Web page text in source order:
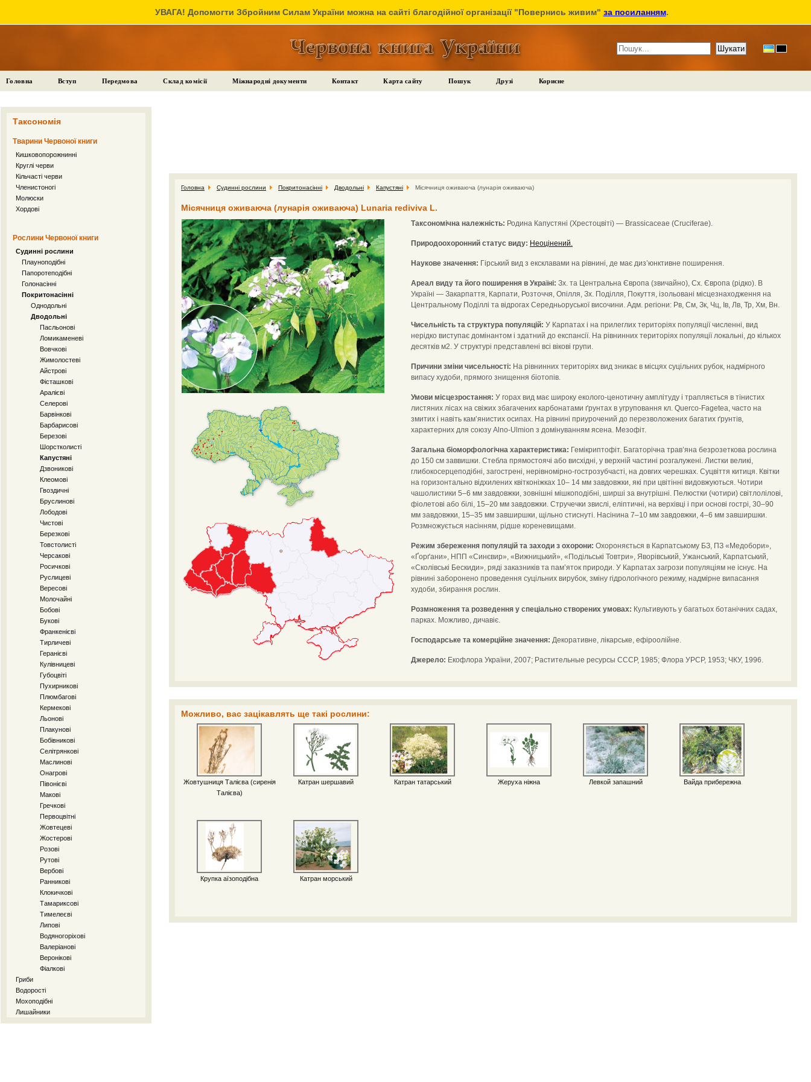
УВАГА! Допомогти Збройним Силам України можна на сайті благодійної організації "Повернись живим" за посиланням.
Головна Вступ Передмова Склад комісії Міжнародні документи Контакт Карта сайту Пошук Друзі Корисне
Таксономія
Тварини Червоної книги
Кишковопорожнинні
Круглі черви
Кільчасті черви
Членистоногі
Молюски
Хордові
Рослини Червоної книги
Судинні рослини
Плауноподібні
Папоротеподібні
Голонасінні
Покритонасінні
Однодольні
Дводольні
Пасльонові
Ломикаменеві
Вовчкові
Жимолостеві
Айстрові
Фісташкові
Аралієві
Селерові
Барвінкові
Барбарисові
Березові
Шорстколисті
Капустяні
Дзвоникові
Клеомові
Гвоздичні
Бруслинові
Лободові
Чистові
Березкові
Товстолисті
Черсакові
Росичкові
Руслицеві
Вересові
Молочайні
Бобові
Букові
Франкенієві
Тирличеві
Геранієві
Кулівницеві
Губоцвіті
Пухирникові
Плюмбагові
Кермекові
Льонові
Плакунові
Бобівникові
Селітрянкові
Маслинові
Онагрові
Півонієві
Макові
Гречкові
Первоцвітні
Жовтецеві
Жостерові
Розові
Рутові
Вербові
Ранникові
Клокичкові
Тамариксові
Тимелеєві
Липові
Водяногоріхові
Валеріанові
Веронікові
Фіалкові
Гриби
Водорості
Мохоподібні
Лишайники
Головна Судинні рослини Покритонасінні Дводольні Капустяні Місячниця оживаюча (лунарія оживаюча)
Місячниця оживаюча (лунарія оживаюча) Lunaria rediviva L.
Таксономічна належність: Родина Капустяні (Хрестоцвіті) — Brassicaceae (Cruciferae).
Природоохоронний статус виду: Неоцінений.
Наукове значення: Гірський вид з ексклавами на рівнині, де має диз’юнктивне поширення.
Ареал виду та його поширення в Україні: Зх. та Центральна Європа (звичайно), Сх. Європа (рідко). В
Україні — Закарпаття, Карпати, Розточчя, Опілля, Зх. Поділля, Покуття, ізольовані місцезнаходження на
Центральному Поділлі та відрогах Середньоруської височини. Адм. регіони: Рв, См, Зк, Чц, Ів, Лв, Тр, Хм, Вн.
Чисельність та структура популяцій: У Карпатах і на прилеглих територіях популяції численні, вид
нерідко виступає домінантом і здатний до експансії. На рівнинних територіях популяції локальні, до кількох
десятків м2. У структурі представлені всі вікові групи.
Причини зміни чисельності: На рівнинних територіях вид зникає в місцях суцільних рубок, надмірного
випасу худоби, прямого знищення біотопів.
Умови місцезростання: У горах вид має широку еколого-ценотичну амплітуду і трапляється в тінистих
листяних лісах на свіжих збагачених карбонатами ґрунтах в угруповання кл. Querco-Fagetea, часто на
змитих і навіть кам’янистих осипах. На рівнині приурочений до перезволожених багатих ґрунтів,
характерних для союзу Alno-Ulmion з домінуванням ясена. Мезофіт.
Загальна біоморфологічна характеристика: Гемікриптофіт. Багаторічна трав’яна безрозеткова рослина
до 150 см заввишки. Стебла прямостоячі або висхідні, у верхній частині розгалужені. Листки великі,
глибокосерцеподібні, загострені, нерівномірно-гострозубчасті, на довгих черешках. Суцвіття китиця. Квітки
на горизонтально відхилених квітконіжках 10– 14 мм завдовжки, які при цвітінні видовжуються. Чотири
чашолистики 5–6 мм завдовжки, зовнішні мішкоподібні, ширші за внутрішні. Пелюстки (чотири) світлолілові,
фіолетові або білі, 15–20 мм завдовжки. Стручечки звислі, еліптичні, на верхівці і при основі гострі, 30–90
мм завдовжки, 15–35 мм завширшки, щільно стиснуті. Насінина 7–10 мм завдовжки, 4–6 мм завширшки.
Розмножується насінням, рідше кореневищами.
Режим збереження популяцій та заходи з охорони: Охороняється в Карпатському БЗ, ПЗ «Медобори»,
«Ґорґани», НПП «Синєвир», «Вижницький», «Подільські Товтри», Яворівський, Ужанський, Карпатський,
«Сколівські Бескиди», ряді заказників та пам’яток природи. У Карпатах загрози популяціям не існує. На
рівнині заборонено проведення суцільних вирубок, зміну гідрологічного режиму, надмірне випасання
худоби, збирання рослин.
Розмноження та розведення у спеціально створених умовах: Культивують у багатьох ботанічних садах,
парках. Можливо, дичавіє.
Господарське та комерційне значення: Декоративне, лікарське, ефіроолійне.
Джерело: Екофлора України, 2007; Растительные ресурсы СССР, 1985; Флора УРСР, 1953; ЧКУ, 1996.
Можливо, вас зацікавлять ще такі рослини:
Жовтушниця Талієва (сиренія
Талієва)
Катран шершавий Катран татарський Жеруха ніжна Левкой запашний Вайда прибережна
Крупка аїзоподібна Катран морський